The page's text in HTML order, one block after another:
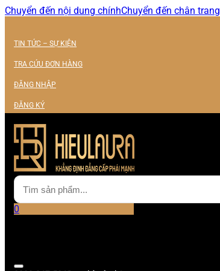
Chuyển đến nội dung chínhChuyển đến chân trang
TIN TỨC – SỰ KIỆN
TRA CỨU ĐƠN HÀNG
ĐĂNG NHẬP
ĐĂNG KÝ
0